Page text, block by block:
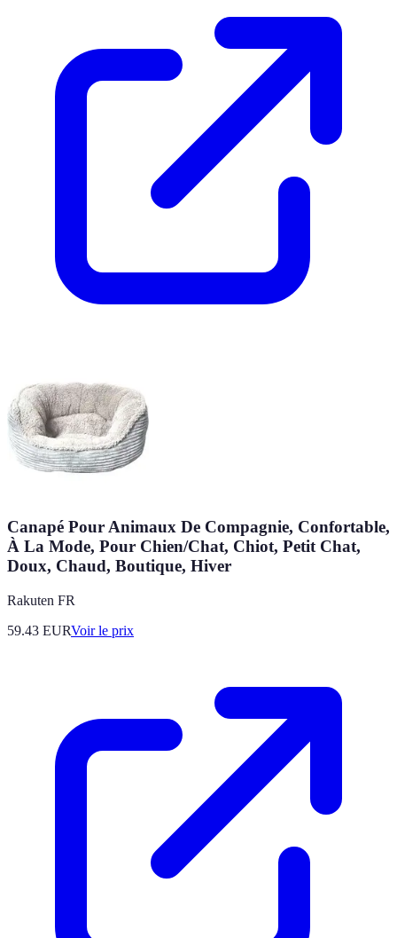
Canapé Pour Animaux De Compagnie, Confortable,
À La Mode, Pour Chien/Chat, Chiot, Petit Chat,
Doux, Chaud, Boutique, Hiver
Rakuten FR
59.43 EURVoir le prix